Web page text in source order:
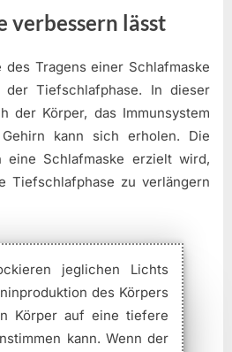
verbessern lässt
des Tragens einer Schlafmaske
Tiefschlafphase. In dieser
der Körper, das Immunsystem
kann sich erholen. Die
eine Schlafmaske erzielt wird,
Tiefschlafphase zu verlängern
jeglichen Lichts
des Körpers
Körper auf eine tiefere
kann. Wenn der